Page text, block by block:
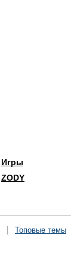
Игры
ZODY
Топовые темы